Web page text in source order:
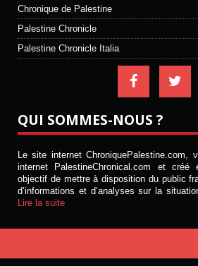
Chronique de Palestine
Palestine Chronicle
Palestine Chronicle Italia
QUI SOMMES-NOUS ?
Le site internet ChroniquePalestine.com,
internet PalestineChronical.com et
objectif de mettre à disposition du public
d’informations et d’analyses sur la
Lire la suite